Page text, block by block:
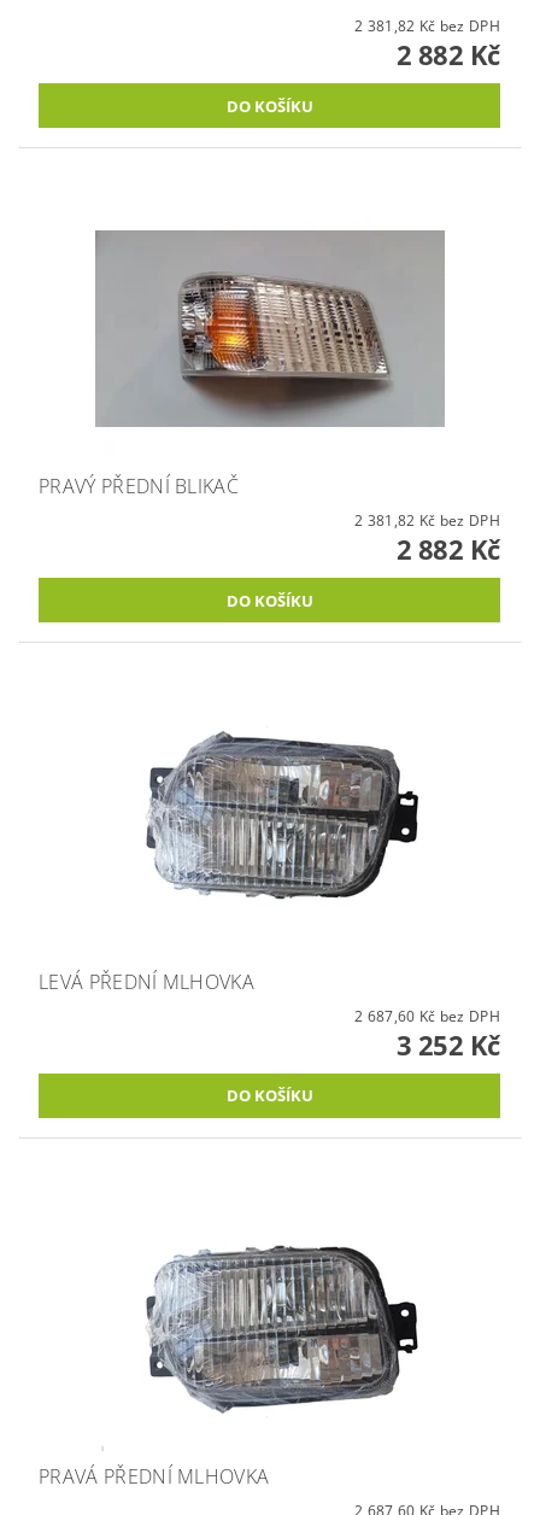
2 381,82 Kč bez DPH
2 882 Kč
PRAVÝ PŘEDNÍ BLIKAČ
2 381,82 Kč bez DPH
2 882 Kč
LEVÁ PŘEDNÍ MLHOVKA
2 687,60 Kč bez DPH
3 252 Kč
PRAVÁ PŘEDNÍ MLHOVKA
2 687,60 Kč bez DPH